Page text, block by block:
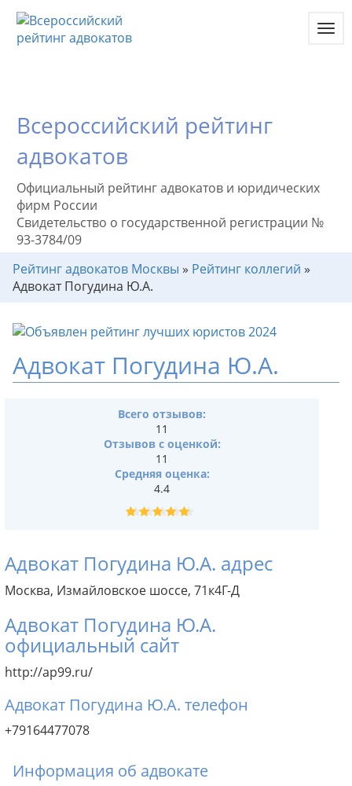
Всероссийский рейтинг
адвокатов
Официальный рейтинг адвокатов и юридических
фирм России
Свидетельство о государственной регистрации №
93-3784/09
Рейтинг адвокатов Москвы » Рейтинг коллегий »
Адвокат Погудина Ю.А.
Адвокат Погудина Ю.А.
Адвокат Погудина Ю.А. адрес
Москва, Измайловское шоссе, 71к4Г-Д
Адвокат Погудина Ю.А.
официальный сайт
http://ap99.ru/
Адвокат Погудина Ю.А. телефон
+79164477078
Всего отзывов:
11
Отзывов с оценкой:
11
Средняя оценка:
4.4
Информация об адвокате